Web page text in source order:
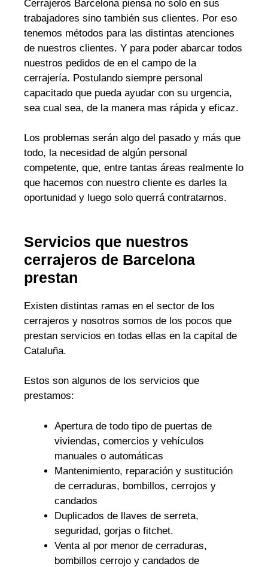
Cerrajeros Barcelona piensa no solo en sus
trabajadores sino también sus clientes. Por eso
tenemos métodos para las distintas atenciones
de nuestros clientes. Y para poder abarcar todos
nuestros pedidos de en el campo de la
cerrajería. Postulando siempre personal
capacitado que pueda ayudar con su urgencia,
sea cual sea, de la manera mas rápida y eficaz.
Los problemas serán algo del pasado y más que
todo, la necesidad de algún personal
competente, que, entre tantas áreas realmente lo
que hacemos con nuestro cliente es darles la
oportunidad y luego solo querrá contratarnos.
Servicios que nuestros
cerrajeros de Barcelona
prestan
Existen distintas ramas en el sector de los
cerrajeros y nosotros somos de los pocos que
prestan servicios en todas ellas en la capital de
Cataluña.
Estos son algunos de los servicios que
prestamos:
Apertura de todo tipo de puertas de
viviendas, comercios y vehículos
manuales o automáticas
Mantenimiento, reparación y sustitución
de cerraduras, bombillos, cerrojos y
candados
Duplicados de llaves de serreta,
seguridad, gorjas o fitchet.
Venta al por menor de cerraduras,
bombillos cerrojo y candados de